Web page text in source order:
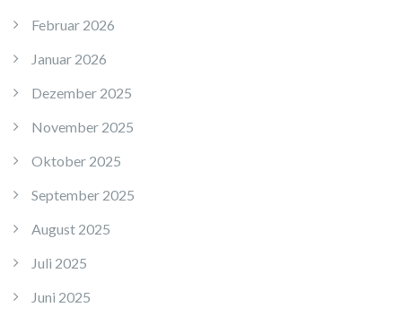
Februar 2026
Januar 2026
Dezember 2025
November 2025
Oktober 2025
September 2025
August 2025
Juli 2025
Juni 2025